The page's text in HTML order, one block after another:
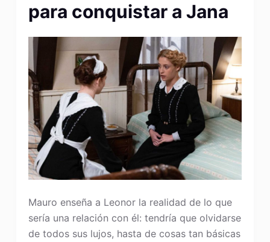
para conquistar a Jana
Mauro enseña a Leonor la realidad de lo que
sería una relación con él: tendría que olvidarse
de todos sus lujos, hasta de cosas tan básicas